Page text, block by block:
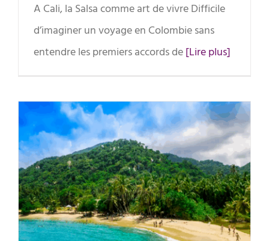
A Cali, la Salsa comme art de vivre Difficile
d’imaginer un voyage en Colombie sans
entendre les premiers accords de [Lire plus]
Parc Tayrona : À la découverte du
joyau sauvage de la Colombie